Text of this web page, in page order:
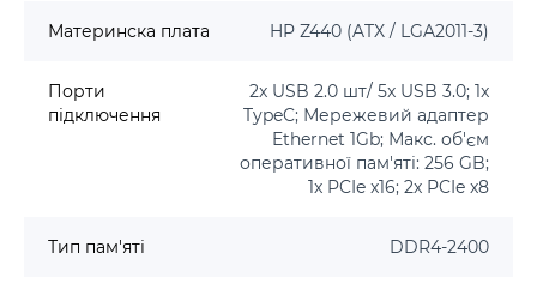
Материнска плата HP Z440 (ATX / LGA2011-3)
Порти
підключення
2x USB 2.0 шт/ 5x USB 3.0; 1x
TypeC; Мережевий адаптер
Ethernet 1Gb; Макс. об'єм
оперативної пам'яті: 256 GB;
1x PCIe x16; 2x PCIe x8
Тип пам'яті DDR4-2400